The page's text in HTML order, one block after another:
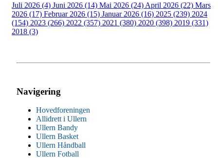
Juli 2026 (4) Juni 2026 (14) Mai 2026 (24) April 2026 (22) Mars
2026 (17) Februar 2026 (15) Januar 2026 (16) 2025 (239) 2024
(154) 2023 (266) 2022 (357) 2021 (380) 2020 (398) 2019 (331)
2018 (3)
Navigering
Hovedforeningen
Allidrett i Ullern
Ullern Bandy
Ullern Basket
Ullern Håndball
Ullern Fotball